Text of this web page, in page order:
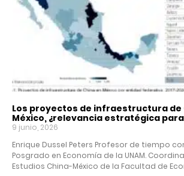
Los proyectos de infraestructura de
México, ¿relevancia estratégica
9 junio, 2026
Enrique Dussel Peters Profesor de tiempo
Posgrado en Economía de la UNAM.
Estudios China-México de la Facultad de